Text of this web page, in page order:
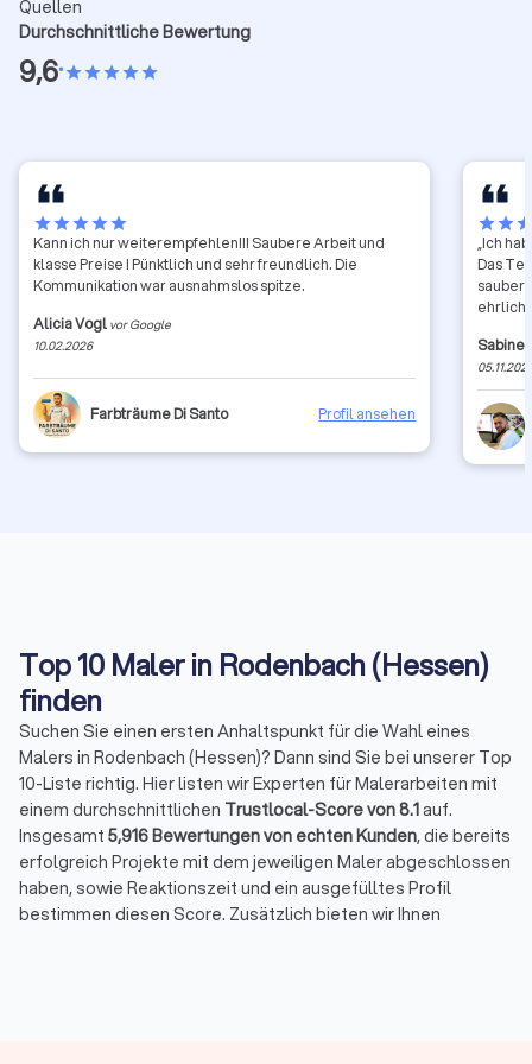
Quellen
Durchschnittliche Bewertung
9,6•starstarstarstarstar
starstarstarstarstar
Kann ich nur weiterempfehlen!!! Saubere Arbeit und
klasse Preise ! Pünktlich und sehr freundlich. Die
Kommunikation war ausnahmslos spitze.
Alicia Vogl vor Google
10.02.2026
Farbträume Di Santo Profil ansehen
starstar
„Ich
Das
sauber
ehrlich
Sabine
Top 10 Maler in Rodenbach (Hessen)
finden
Suchen Sie einen ersten Anhaltspunkt für die Wahl eines
Malers in Rodenbach (Hessen)? Dann sind Sie bei unserer Top
10-Liste richtig. Hier listen wir Experten für Malerarbeiten mit
einem durchschnittlichen Trustlocal-Score von 8.1auf.
Insgesamt 5,916 Bewertungen von echten Kunden, die bereits
erfolgreich Projekte mit dem jeweiligen Maler abgeschlossen
haben, sowie Reaktionszeit und ein ausgefülltes Profil
bestimmen diesen Score. Zusätzlich bieten wir Ihnen